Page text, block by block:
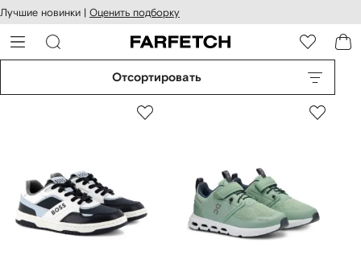
к
Лучшие новинки | Оценить подборку
Отсортировать